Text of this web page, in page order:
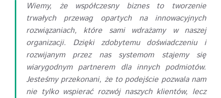
Wiemy, że współczesny biznes to tworzenie
trwałych przewag opartych na innowacyjnych
rozwiązaniach, które sami wdrażamy w naszej
organizacji. Dzięki zdobytemu doświadczeniu i
rozwijanym przez nas systemom stajemy się
wiarygodnym partnerem dla innych podmiotów.
Jesteśmy przekonani, że to podejście pozwala nam
nie tylko wspierać rozwój naszych klientów, lecz